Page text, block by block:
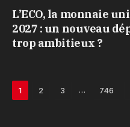
L’ECO, la monnaie
2027 : un nouveau
trop ambitieux ?
1 2 3 … 746